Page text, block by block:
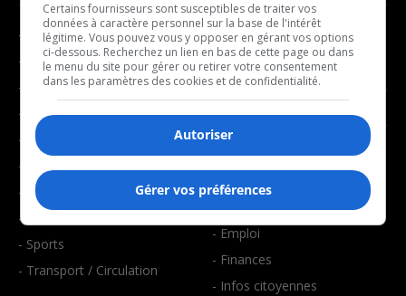
- Affaires municipales
- Communauté / Social
- Culture
- Économie
- Éducation
- Environnement
- Faits divers
- Santé et bien-être
- Sports
- Transport / Circulation
- Décompte franco
- Joué récemment
BALADOS
- Affaires
- Art de vivre
- Bien-être
- Emploi
- Finances
- Infos citoyennes
Certains fournisseurs sont susceptibles de traiter vos
données à caractère personnel sur la base de l'intérêt
légitime. Vous pouvez vous y opposer en gérant vos options
ci-dessous. Recherchez un lien en bas de cette page ou dans
le menu du site pour gérer ou retirer votre consentement
dans les paramètres des cookies et de confidentialité.
Autoriser
Gérer vos préférences